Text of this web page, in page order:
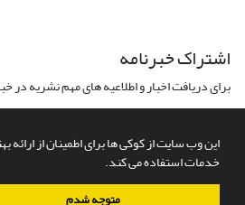
این وب سایت از کوکی ها برای اطمینان از ارائه
خدمات استفاده می کند.
متوجه شدم
اشتراک خبرنامه
برای دریافت اخبار و اطلاعیه های مهم نشریه